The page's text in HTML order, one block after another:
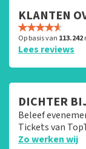
KLANTEN
Op basis van 113.242
Lees reviews
DICHTER
Beleef
Tickets van
Zo werken wij